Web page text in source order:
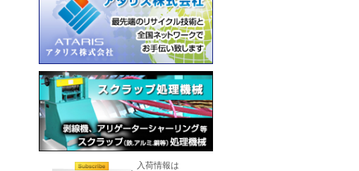
入荷情報は